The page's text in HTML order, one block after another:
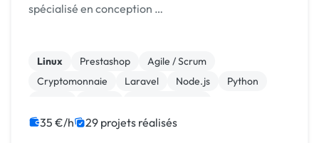
spécialisé en conception …
Linux Prestashop
Agile / Scrum
Cryptomonnaie
Laravel Node.js
Python
35 €/h 29 projets réalisés